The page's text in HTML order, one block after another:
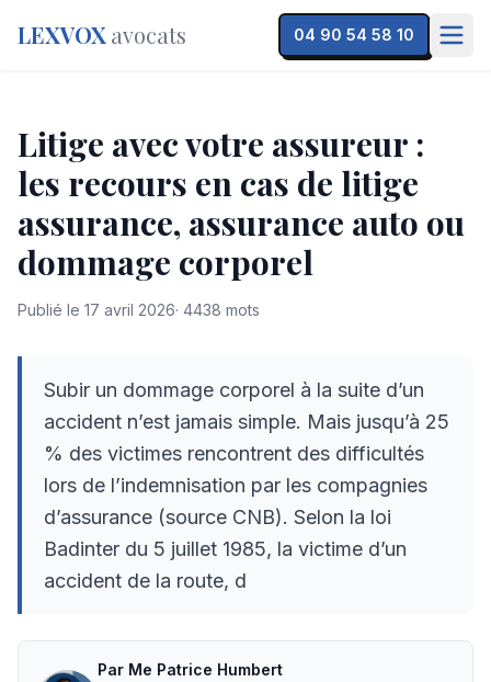
LEXVOX avocats 04 90 54 58 10
Litige avec votre assureur :
les recours en cas de litige
assurance, assurance auto ou
dommage corporel
Publié le 17 avril 2026· 4438 mots
Subir un dommage corporel à la suite d’un
accident n’est jamais simple. Mais jusqu’à 25
% des victimes rencontrent des difficultés
lors de l’indemnisation par les compagnies
d’assurance (source CNB). Selon la loi
Badinter du 5 juillet 1985, la victime d’un
accident de la route, d
Par Me Patrice Humbert